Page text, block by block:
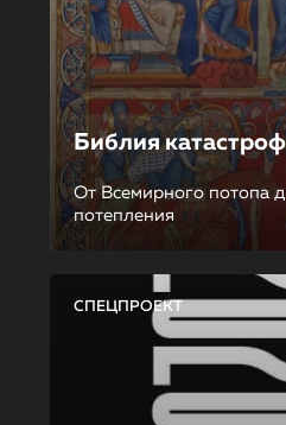
Библия катастроф
От Всемирного потопа
потепления
СПЕЦПРОЕКТ